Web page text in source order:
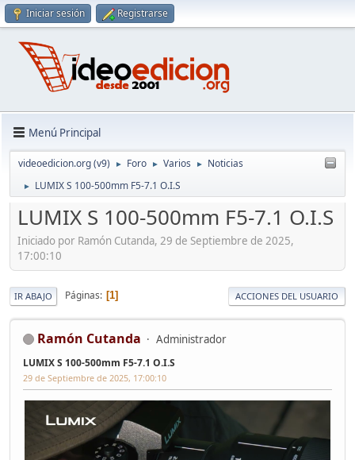
Iniciar sesión Registrarse
Menú Principal
videoedicion.org (v9) ► Foro ► Varios ► Noticias
► LUMIX S 100-500mm F5-7.1 O.I.S
LUMIX S 100-500mm F5-7.1 O.I.S
Iniciado por Ramón Cutanda, 29 de Septiembre de 2025,
17:00:10
IR ABAJO Páginas 1 ACCIONES DEL USUARIO
Ramón Cutanda Administrador
LUMIX S 100-500mm F5-7.1 O.I.S
29 de Septiembre de 2025, 17:00:10